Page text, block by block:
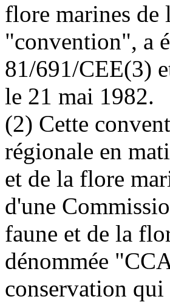
flore marines de
"convention", a
81/691/CEE(3)
le 21 mai 1982.
(2) Cette
régionale en
et de la flore
d'une
faune et de la
dénommée
conservation